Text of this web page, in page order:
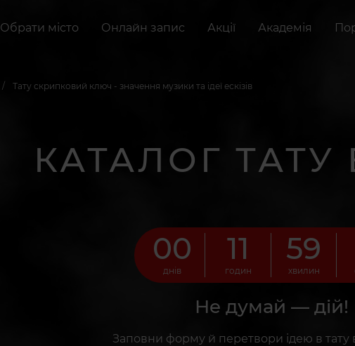
Обрати місто Онлайн запис Акції Академія
Тату скрипковий ключ - значення музики та ідеї ескізів
КАТАЛОГ ТАТУ
00
днів
11
годин
59
хвилин
Не думай — дій!
Заповни форму й перетвори ідею в тату